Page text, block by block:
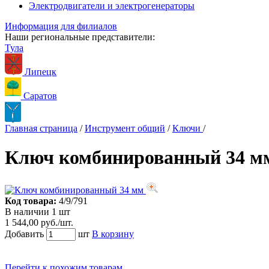
Электродвигатели и электрогенераторы
Информация для филиалов
Наши региональные представители:
Тула
Липецк
Саратов
Главная страница / Инструмент общий / Ключи /
Ключ комбинированный 34
Код товара: 4/9/791
В наличии 1 шт
1 544,00 руб./шт.
Добавить
шт В корзину